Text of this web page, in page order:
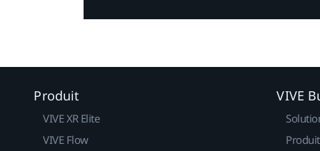
Produit
VIVE XR Elite
VIVE Flow
VIVE